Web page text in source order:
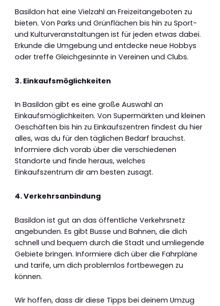
Basildon hat eine Vielzahl an Freizeitangeboten zu
bieten. Von Parks und Grünflächen bis hin zu Sport-
und Kulturveranstaltungen ist für jeden etwas dabei.
Erkunde die Umgebung und entdecke neue Hobbys
oder treffe Gleichgesinnte in Vereinen und Clubs.
3. Einkaufsmöglichkeiten
In Basildon gibt es eine große Auswahl an
Einkaufsmöglichkeiten. Von Supermärkten und kleinen
Geschäften bis hin zu Einkaufszentren findest du hier
alles, was du für den täglichen Bedarf brauchst.
Informiere dich vorab über die verschiedenen
Standorte und finde heraus, welches
Einkaufszentrum dir am besten zusagt.
4. Verkehrsanbindung
Basildon ist gut an das öffentliche Verkehrsnetz
angebunden. Es gibt Busse und Bahnen, die dich
schnell und bequem durch die Stadt und umliegende
Gebiete bringen. Informiere dich über die Fahrpläne
und tarife, um dich problemlos fortbewegen zu
können.
Wir hoffen, dass dir diese Tipps bei deinem Umzug